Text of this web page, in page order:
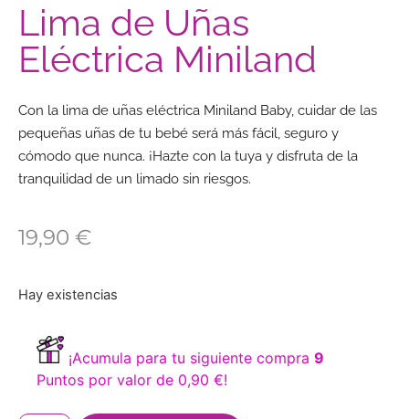
Lima de Uñas
Eléctrica Miniland
Con la lima de uñas eléctrica Miniland Baby, cuidar de las
pequeñas uñas de tu bebé será más fácil, seguro y
cómodo que nunca. ¡Hazte con la tuya y disfruta de la
tranquilidad de un limado sin riesgos.
19,90 €
Hay existencias
¡Acumula para tu siguiente compra 9
Puntos por valor de 0,90 €!